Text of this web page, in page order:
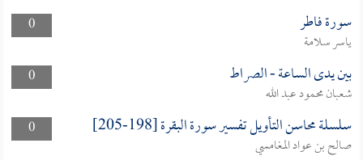
0 سورة فاطر
ياسر سلامة
0
بين يدى الساعة - الصراط
شعبان محمود عبد الله
0
سلسلة محاسن التأويل تفسير سورة البقرة [198-205]
صالح بن عواد المغامسي